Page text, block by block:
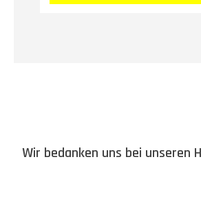
Wir bedanken uns bei unseren